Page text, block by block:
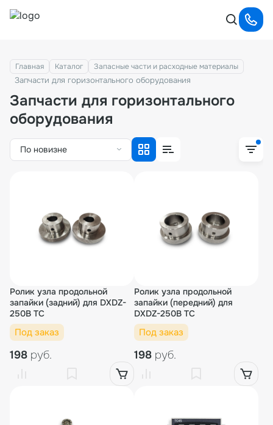
Главная Каталог Запасные части и расходные материалы
Запчасти для горизонтального оборудования
Запчасти для горизонтального
оборудования
По новизне
Ролик узла продольной
запайки (задний) для DXDZ-
250B TC
Под заказ
198 руб.
Ролик узла продольной
запайки (передний) для
DXDZ-250B TC
Под заказ
198 руб.